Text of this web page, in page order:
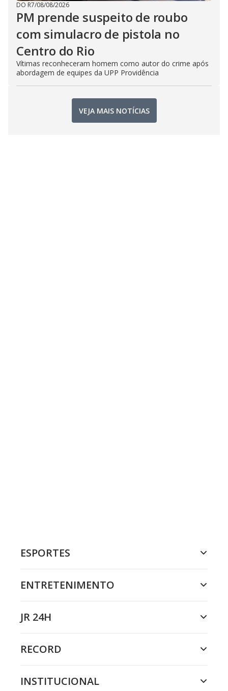
DO R7/08/08/2026
PM prende suspeito de roubo
com simulacro de pistola no
Centro do Rio
Vítimas reconheceram homem como autor do crime após
abordagem de equipes da UPP Providência
VEJA MAIS NOTÍCIAS
ESPORTES
ENTRETENIMENTO
JR 24H
RECORD
INSTITUCIONAL